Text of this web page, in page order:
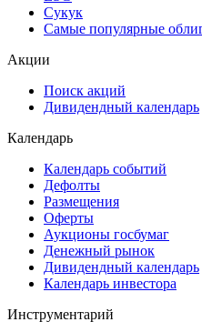
Cbonds Pages
Ломбардные списки
ESG
Самые популярные
Дивидендный календарь
Календарь
Календарь событий
Дефолты
Размещения
Оферты
Аукционы госбумаг
Денежный рынок